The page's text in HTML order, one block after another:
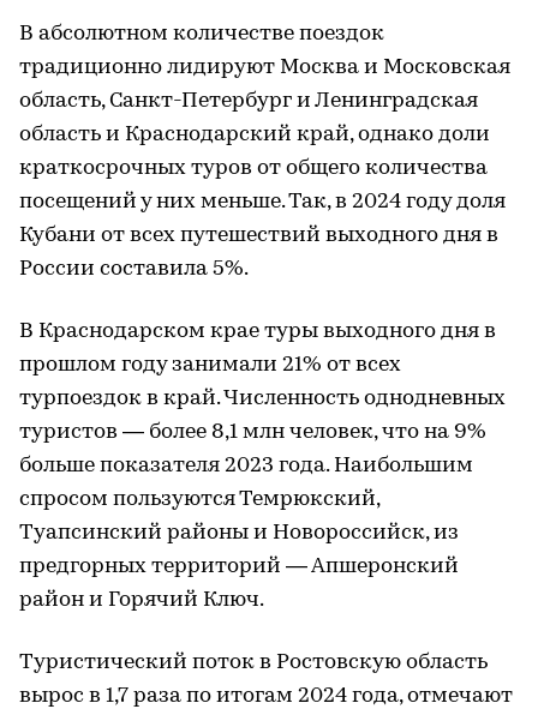
В абсолютном количестве поездок
традиционно лидируют Москва и Московская
область, Санкт-Петербург и Ленинградская
область и Краснодарский край, однако доли
краткосрочных туров от общего количества
посещений у них меньше. Так, в 2024 году доля
Кубани от всех путешествий выходного дня в
России составила 5%.
В Краснодарском крае туры выходного дня в
прошлом году занимали 21% от всех
турпоездок в край. Численность однодневных
туристов — более 8,1 млн человек, что на 9%
больше показателя 2023 года. Наибольшим
спросом пользуются Темрюкский,
Туапсинский районы и Новороссийск, из
предгорных территорий — Апшеронский
район и Горячий Ключ.
Туристический поток в Ростовскую область
вырос в 1,7 раза по итогам 2024 года, отмечают